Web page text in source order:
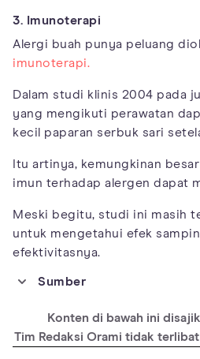
3. Imunoterapi
Alergi buah punya peluang
imunoterapi.
Dalam studi klinis 2004 pada
yang mengikuti perawatan
kecil paparan serbuk sari
Itu artinya, kemungkinan
imun terhadap alergen dapat
Meski begitu, studi ini masih
untuk mengetahui efek
efektivitasnya.
Sumber
symptoms-and-diagnosis-
nyallergy.com/fruit-allergy/
Konten di bawah ini
Tim Redaksi Orami tidak